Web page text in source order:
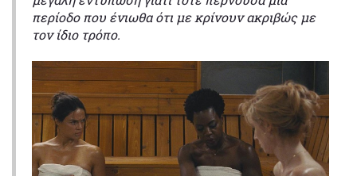
περίοδο που ένιωθα ότι με κρίνουν ακριβώς με
τον ίδιο τρόπο.